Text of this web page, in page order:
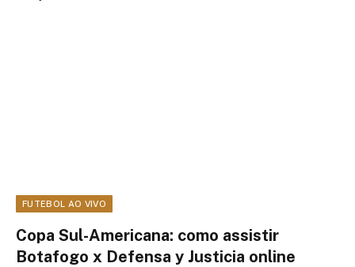
FUTEBOL AO VIVO
Copa Sul-Americana: como assistir
Botafogo x Defensa y Justicia online